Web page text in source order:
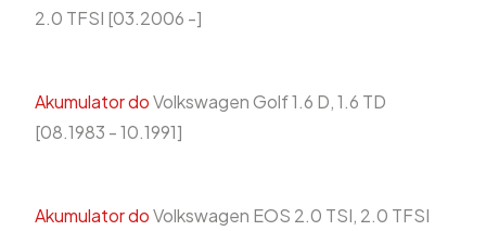
2.0 TFSI [03.2006 -]
Akumulator doVolkswagen Golf 1.6 D, 1.6 TD
[08.1983 - 10.1991]
Akumulator doVolkswagen EOS 2.0 TSI, 2.0 TFSI